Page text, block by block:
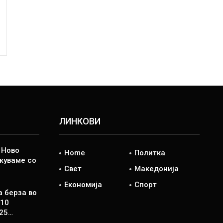
со
берза во
ЛИНКОВИ
Home
Политка
Свет
Македонија
Економија
Спорт